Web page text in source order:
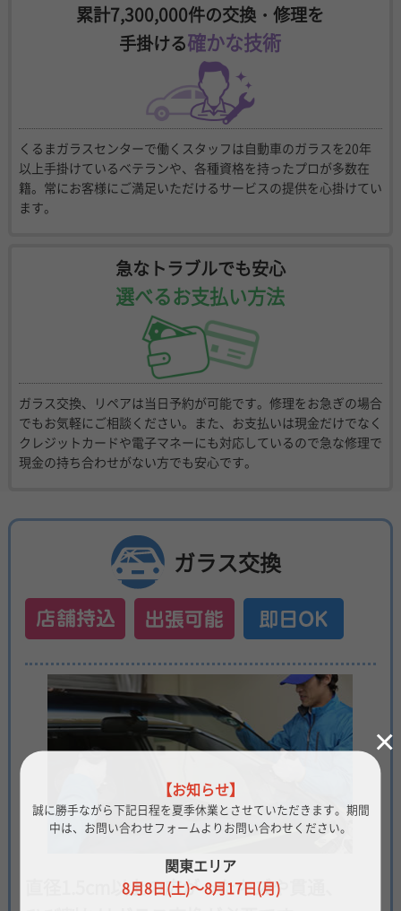
累計7,300,000件の交換・修理を
手掛ける確かな技術
くるまガラスセンターで働くスタッフは自動車のガラスを20年
以上手掛けているベテランや、各種資格を持ったプロが多数在
籍。常にお客様にご満足いただけるサービスの提供を心掛けてい
ます。
急なトラブルでも安心
選べるお支払い方法
ガラス交換、リペアは当日予約が可能です。修理をお急ぎの場合
でもお気軽にご相談ください。また、お支払いは現金だけでなく
クレジットカードや電子マネーにも対応しているので急な修理で
現金の持ち合わせがない方でも安心です。
ガラス交換
直径1.5cm以上の広がったキズや貫通、
【お知らせ】
誠に勝手ながら下記日程を夏季休業とさせていただきます。 期間
中は、お問い合わせフォームよりお問い合わせください。
関東エリア
8月8日(土)～8月17日(月)
×